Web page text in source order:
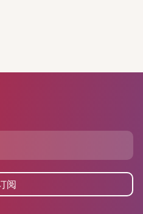
阅